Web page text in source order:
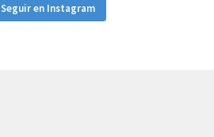
Seguir en Instagram